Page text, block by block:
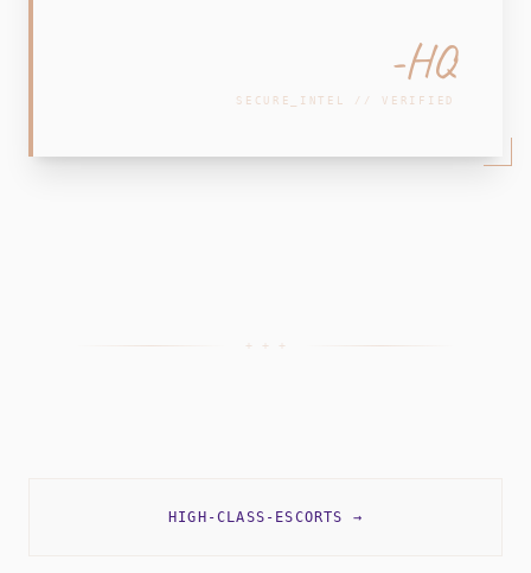
-HQ
SECURE_INTEL // VERIFIED
+ + +
HIGH-CLASS-ESCORTS →